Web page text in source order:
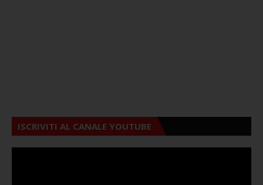
ISCRIVITI AL CANALE YOUTUBE